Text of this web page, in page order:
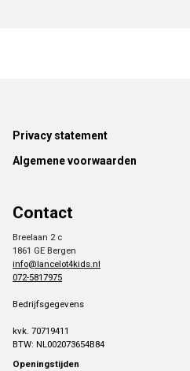
Footer
Privacy statement
Algemene voorwaarden
Contact
Breelaan 2 c
1861 GE Bergen
info@lancelot4kids.nl
072-5817975
Bedrijfsgegevens
kvk. 70719411
BTW: NL002073654B84
Openingstijden